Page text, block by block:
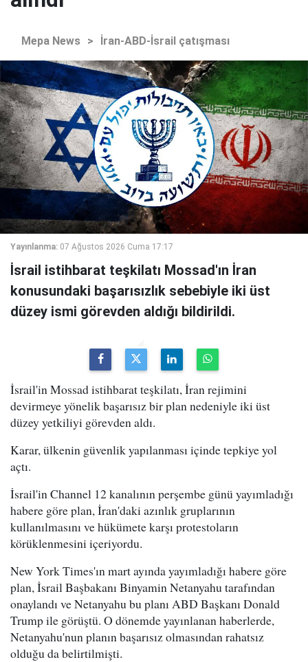
Mepa News > İran-ABD-İsrail çatışması
Yayınlanma: 07 Ağustos 2026 Cuma 17:17
İsrail istihbarat teşkilatı Mossad'ın İran
konusundaki başarısızlık sebebiyle iki üst
düzey ismi görevden aldığı bildirildi.
İsrail'in Mossad istihbarat teşkilatı, İran rejimini
devirmeye yönelik başarısız bir plan nedeniyle iki üst
düzey yetkiliyi görevden aldı.
Karar, ülkenin güvenlik yapılanması içinde tepkiye yol
açtı.
İsrail'in Channel 12 kanalının perşembe günü yayımladığı
habere göre plan, İran'daki azınlık gruplarının
kullanılmasını ve hükümete karşı protestoların
körüklenmesini içeriyordu.
New York Times'ın mart ayında yayımladığı habere göre
plan, İsrail Başbakanı Binyamin Netanyahu tarafından
onaylandı ve Netanyahu bu planı ABD Başkanı Donald
Trump ile görüştü. O dönemde yayınlanan haberlerde,
Netanyahu'nun planın başarısız olmasından rahatsız
olduğu da belirtilmişti.